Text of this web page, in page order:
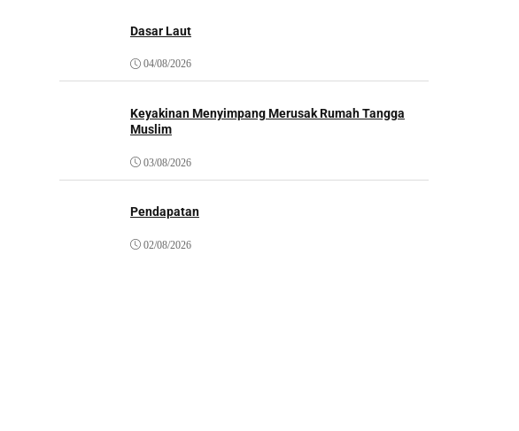
Dasar Laut
04/08/2026
Keyakinan Menyimpang Merusak Rumah Tangga
Muslim
03/08/2026
Pendapatan
02/08/2026